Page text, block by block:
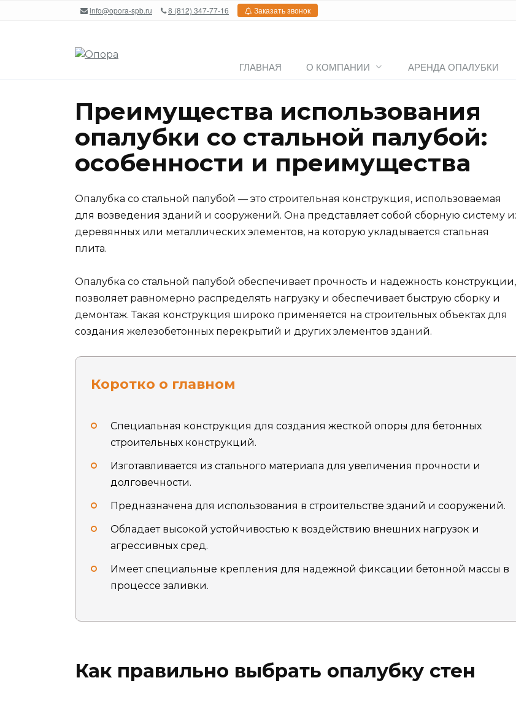
info@opora-spb.ru 8 (812) 347-77-16 Заказать звонок
ГЛАВНАЯ О КОМПАНИИ АРЕНДА ОПАЛУБКИ
Преимущества использования
опалубки со стальной палубой:
особенности и преимущества
Опалубка со стальной палубой — это строительная конструкция, использоваемая
для возведения зданий и сооружений. Она представляет собой сборную систему
деревянных или металлических элементов, на которую укладывается стальная
плита.
Опалубка со стальной палубой обеспечивает прочность и надежность конструкции,
позволяет равномерно распределять нагрузку и обеспечивает быструю сборку и
демонтаж. Такая конструкция широко применяется на строительных объектах для
создания железобетонных перекрытий и других элементов зданий.
Коротко о главном
Специальная конструкция для создания жесткой опоры для бетонных
строительных конструкций.
Изготавливается из стального материала для увеличения прочности и
долговечности.
Предназначена для использования в строительстве зданий и сооружений.
Обладает высокой устойчивостью к воздействию внешних нагрузок и
агрессивных сред.
Имеет специальные крепления для надежной фиксации бетонной массы в
процессе заливки.
Как правильно выбрать опалубку стен